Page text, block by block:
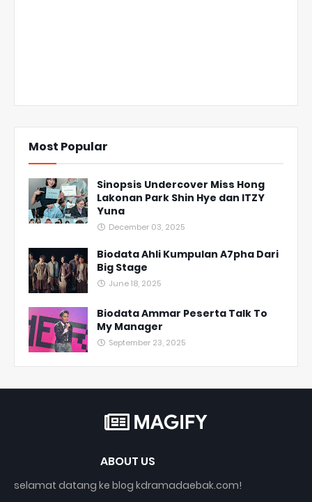
Most Popular
Sinopsis Undercover Miss Hong
Lakonan Park Shin Hye dan ITZY
Yuna
December 03, 2025
Biodata Ahli Kumpulan A7pha Dari
Big Stage
June 18, 2025
Biodata Ammar Peserta Talk To
My Manager
September 23, 2025
ABOUT US
selamat datang ke blog kdramadaebak.com!